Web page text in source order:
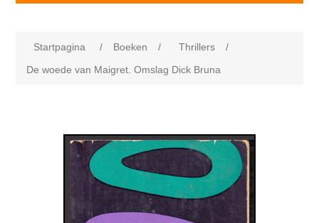
Startpagina / Boeken / Thrillers
/
De woede van Maigret. Omslag Dick Bruna